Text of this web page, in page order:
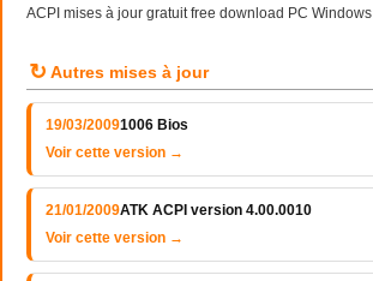
ACPI mises à jour gratuit free download PC Windows
↻ Autres mises à jour
19/03/20091006 Bios
Voir cette version →
21/01/2009ATK ACPI version 4.00.0010
Voir cette version →